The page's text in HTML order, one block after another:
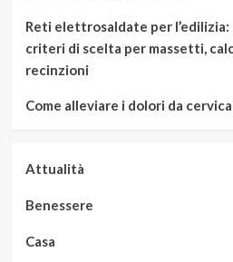
Reti elettrosaldate per
criteri di scelta per massetti,
recinzioni
Come alleviare i dolori da
Attualità
Benessere
Casa